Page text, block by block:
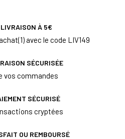
LIVRAISON À 5€
avec le code LIV149
SÉCURISÉE
vos commandes
SÉCURISÉ
cryptées
OU REMBOURSÉ